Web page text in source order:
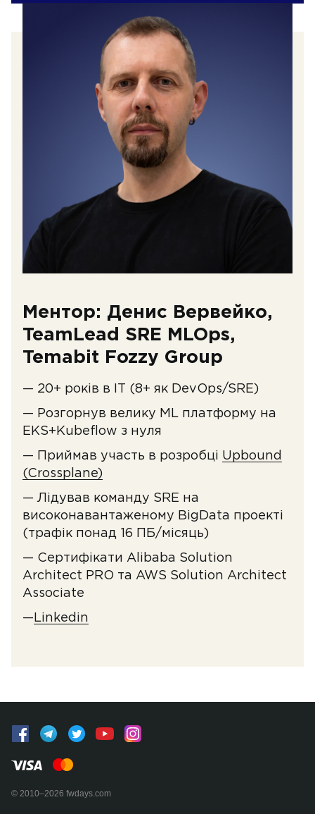
Ментор: Денис Вервейко,
TeamLead SRE MLOps,
Temabit Fozzy Group
— 20+ років в ІТ (8+ як DevOps/SRE)
— Розгорнув велику ML платформу на
EKS+Kubeflow з нуля
— Приймав участь в розробці Upbound
(Crossplane)
— Лідував команду SRE на
високонавантаженому BigData проекті
(трафік понад 16 ПБ/місяць)
— Сертифікати Alibaba Solution
Architect PRO та AWS Solution Architect
Associate
— Linkedin
© 2010–2026 fwdays.com